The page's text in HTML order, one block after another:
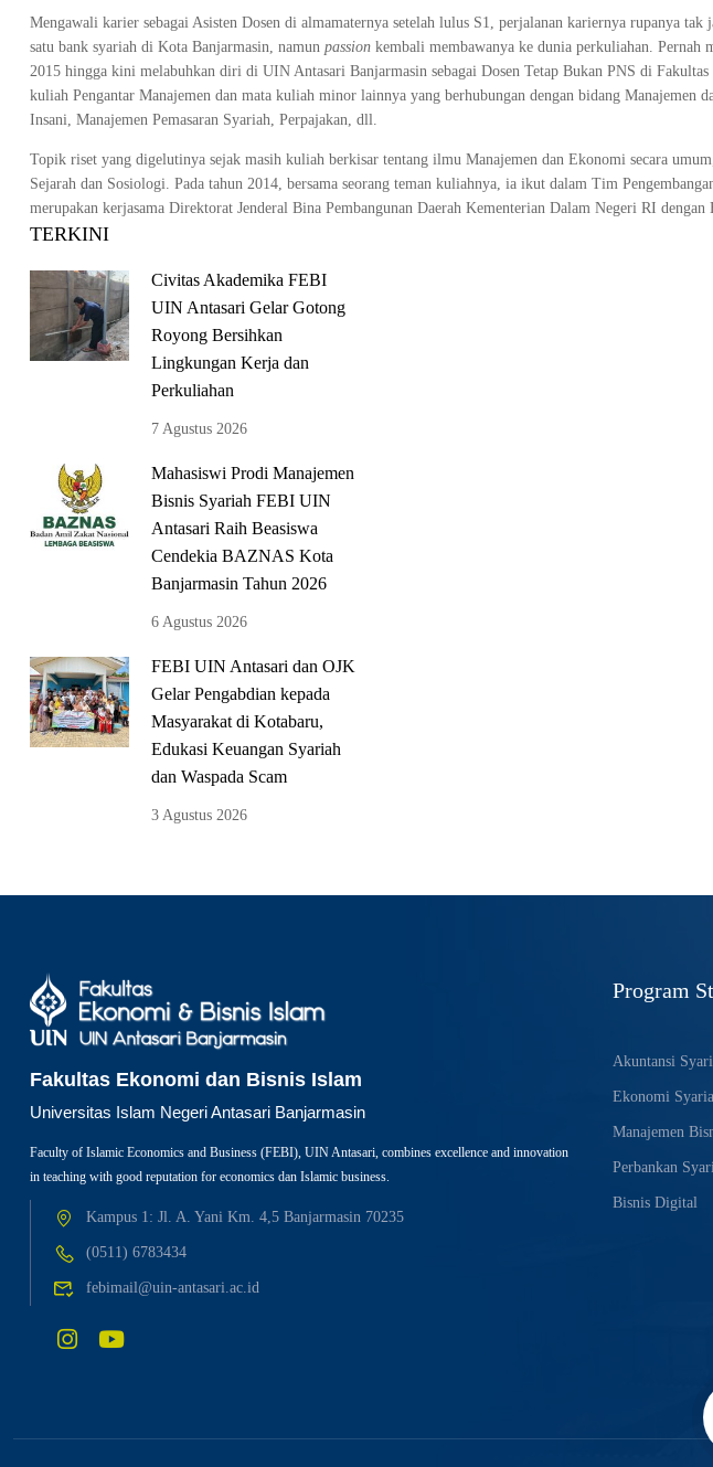
Mengawali karier sebagai Asisten Dosen di almamaternya setelah lulus S1, perjalanan kariernya rupanya
satu bank syariah di Kota Banjarmasin, namun passion kembali membawanya ke dunia perkuliahan. Pernah
2015 hingga kini melabuhkan diri di UIN Antasari Banjarmasin sebagai Dosen Tetap Bukan PNS di
kuliah Pengantar Manajemen dan mata kuliah minor lainnya yang berhubungan dengan bidang Manajemen
Insani, Manajemen Pemasaran Syariah, Perpajakan, dll.
Topik riset yang digelutinya sejak masih kuliah berkisar tentang ilmu Manajemen dan Ekonomi secara
Sejarah dan Sosiologi. Pada tahun 2014, bersama seorang teman kuliahnya, ia ikut dalam Tim
merupakan kerjasama Direktorat Jenderal Bina Pembangunan Daerah Kementerian Dalam Negeri RI
TERKINI
Civitas Akademika FEBI
UIN Antasari Gelar Gotong
Royong Bersihkan
Lingkungan Kerja dan
Perkuliahan
7 Agustus 2026
Mahasiswi Prodi Manajemen
Bisnis Syariah FEBI UIN
Antasari Raih Beasiswa
Cendekia BAZNAS Kota
Banjarmasin Tahun 2026
6 Agustus 2026
FEBI UIN Antasari dan OJK
Gelar Pengabdian kepada
Masyarakat di Kotabaru,
Edukasi Keuangan Syariah
dan Waspada Scam
3 Agustus 2026
Fakultas Ekonomi dan Bisnis Islam
Universitas Islam Negeri Antasari Banjarmasin
Faculty of Islamic Economics and Business (FEBI), UIN Antasari, combines excellence and innovation
in teaching with good reputation for economics dan Islamic business.
Kampus 1: Jl. A. Yani Km. 4,5 Banjarmasin 70235
(0511) 6783434
febimail@uin-antasari.ac.id
Program
Akuntansi
Ekonomi
Manajemen
Perbankan
Bisnis Digital